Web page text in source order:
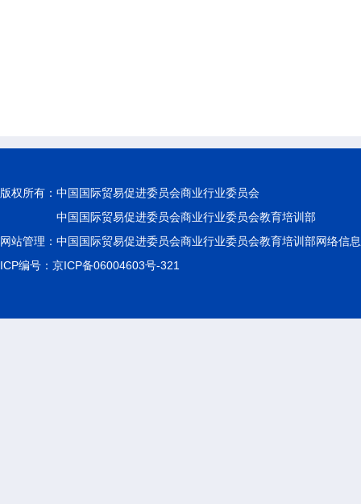
版权所有： 中国国际贸易促进委员会商业行业委员会
中国国际贸易促进委员会商业行业委员会教育培训部
网站管理：中国国际贸易促进委员会商业行业委员会教育培训部网络信
ICP编号：京ICP备06004603号-321